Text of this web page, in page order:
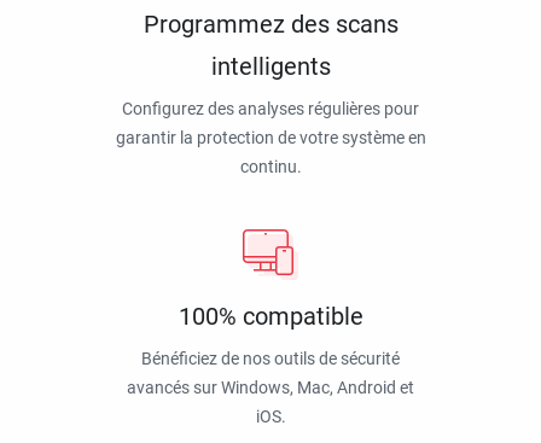
Programmez des scans
intelligents
Configurez des analyses régulières pour
garantir la protection de votre système en
continu.
100% compatible
Bénéficiez de nos outils de sécurité
avancés sur Windows, Mac, Android et
iOS.